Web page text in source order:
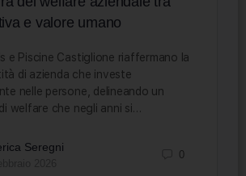
e valore umano
e Piscine Castiglione riaffermano la
di azienda che investe
nelle persone, delineando un
welfare che negli anni si…
Seregni
0